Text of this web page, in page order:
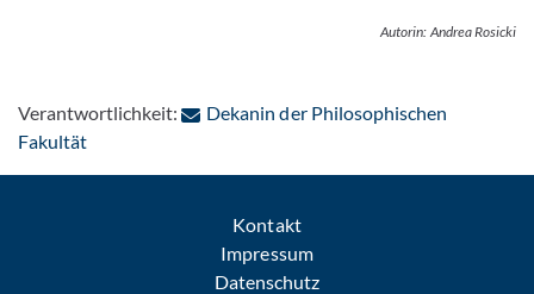
Autorin: Andrea Rosicki
Verantwortlichkeit:
Dekanin der Philosophischen
Fakultät: Per E-Mail kontaktieren
Kontakt
Impressum
Datenschutz